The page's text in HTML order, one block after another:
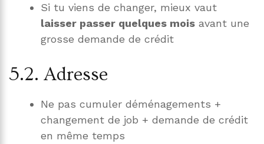
Si tu viens de changer, mieux vaut
laisser passer quelques mois avant une
grosse demande de crédit
5.2. Adresse
Ne pas cumuler déménagements +
changement de job + demande de crédit
en même temps